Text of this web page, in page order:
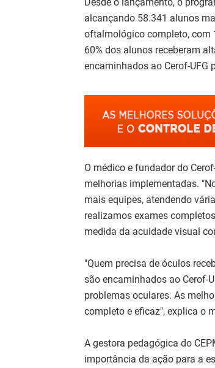
alcançando 58.341 alunos
oftalmológico completo, com
60% dos alunos receberam
encaminhados ao Cerof-UFG
O médico e fundador do
melhorias implementadas.
mais equipes, atendendo
realizamos exames
medida da acuidade visual
"Quem precisa de óculos
são encaminhados ao Cerof-
problemas oculares. As
completo e eficaz", explica o
A gestora pedagógica do
importância da ação para a